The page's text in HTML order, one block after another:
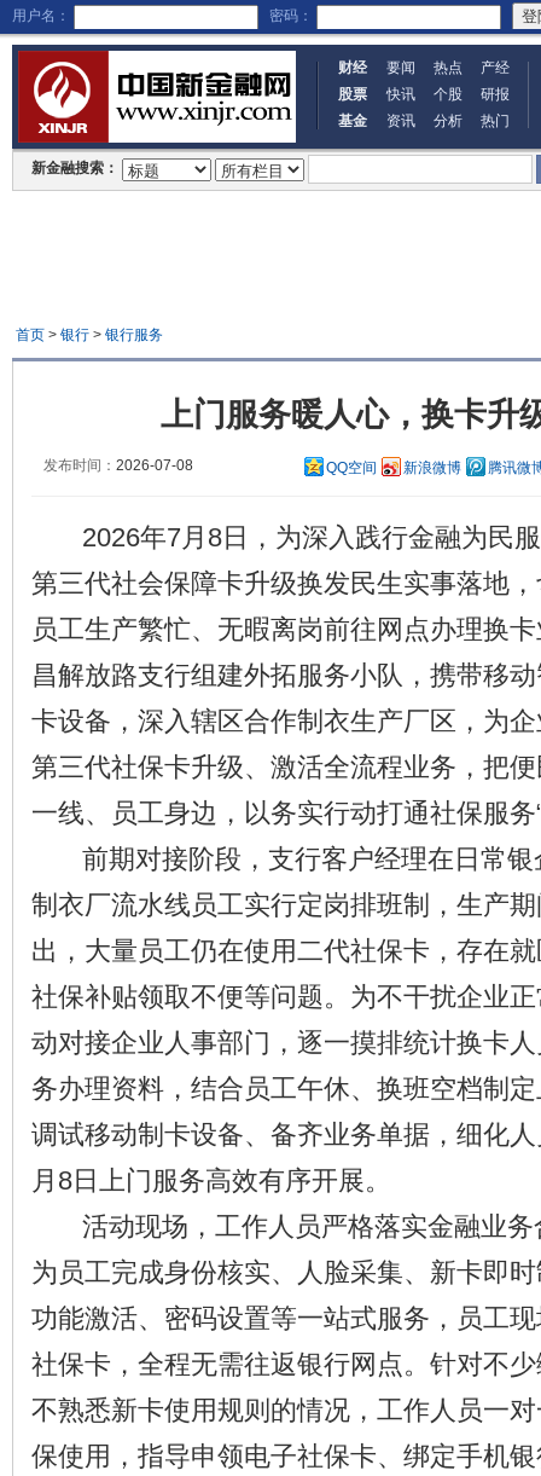
用户名： 密码：
财经 要闻 热点
产经
股票
快讯 个股
研报
基金
资讯 分析 热门
新金融搜索：
首页> 银行> 银行服务
上门服务暖人心，换卡升
发布时间： 2026-07-08 QQ空间 新浪微博 腾讯微
2026年7月8日，为深入践行金融为民服
第三代社会保障卡升级换发民生实事落地
员工生产繁忙、无暇离岗前往网点办理换
昌解放路支行组建外拓服务小队，携带移
卡设备，深入辖区合作制衣生产厂区，为
第三代社保卡升级、激活全流程业务，把
一线、员工身边，以务实行动打通社保服务
前期对接阶段，支行客户经理在日常银
制衣厂流水线员工实行定岗排班制，生产
出，大量员工仍在使用二代社保卡，存在
社保补贴领取不便等问题。为不干扰企业
动对接企业人事部门，逐一摸排统计换卡
务办理资料，结合员工午休、换班空档制
调试移动制卡设备、备齐业务单据，细化
月8日上门服务高效有序开展。
活动现场，工作人员严格落实金融业务
为员工完成身份核实、人脸采集、新卡即
功能激活、密码设置等一站式服务，员工
社保卡，全程无需往返银行网点。针对不
不熟悉新卡使用规则的情况，工作人员一
保使用，指导申领电子社保卡、绑定手机